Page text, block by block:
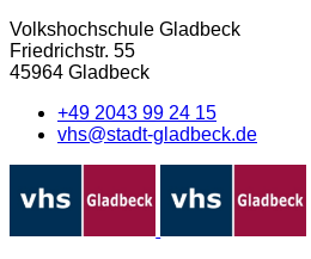
Volkshochschule Gladbeck
Friedrichstr. 55
45964 Gladbeck
+49 2043 99 24 15
vhs@stadt-gladbeck.de